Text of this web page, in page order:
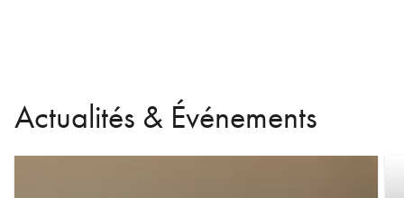
Actualités & Événements